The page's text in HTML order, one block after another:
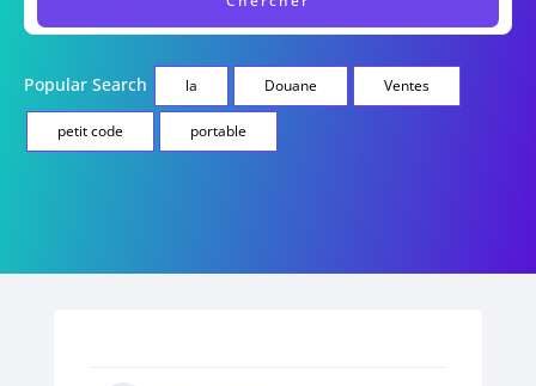
Popular Search la Douane Ventes
petit code portable